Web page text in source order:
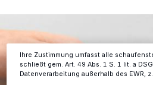
Einstellungen oder Ablehnen am
Ihre Einstellungen gelten innerhalb
Informationen finden Sie in unserer
Ihre Zustimmung umfasst alle
schließt gem. Art. 49 Abs. 1 S. 1 lit. a
Datenverarbeitung außerhalb des EWR,